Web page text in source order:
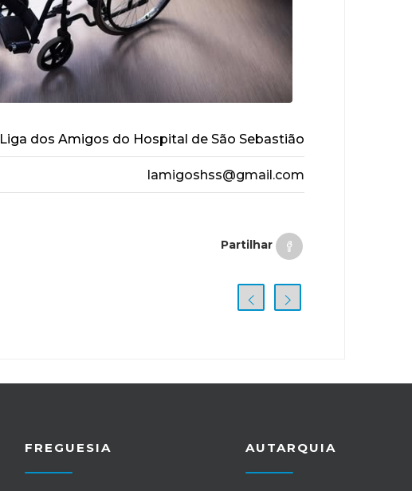
Liga dos Amigos do Hospital de São Sebastião
lamigoshss@gmail.com
Partilhar
FREGUESIA AUTARQUIA